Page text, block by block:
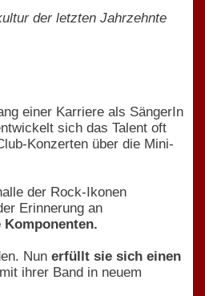
der letzten Jahrzehnte
einer Karriere als SängerIn
sich das Talent oft
Konzerten über die Mini-
der Rock-Ikonen
Erinnerung an
Komponenten.
Nun erfüllt sie sich einen
ihrer Band in neuem